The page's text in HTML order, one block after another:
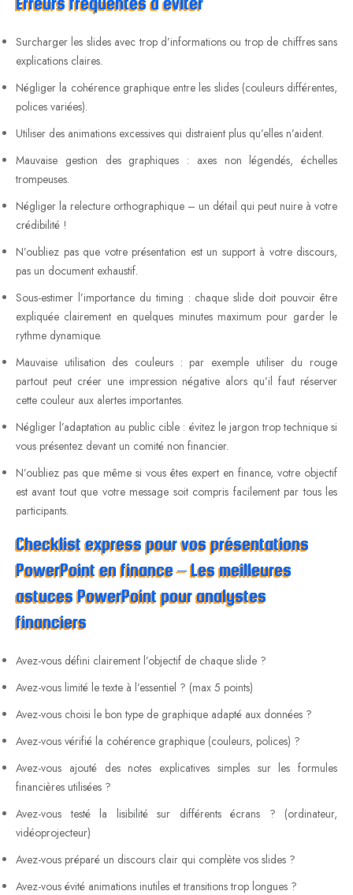
Surcharger les slides avec trop d’informations ou trop de chiffres sans
explications claires.
Négliger la cohérence graphique entre les slides (couleurs différentes,
polices variées).
Utiliser des animations excessives qui distraient plus qu’elles n’aident.
Mauvaise gestion des graphiques : axes non légendés, échelles
trompeuses.
Négliger la relecture orthographique – un détail qui peut nuire à votre
crédibilité !
N’oubliez pas que votre présentation est un support à votre discours,
pas un document exhaustif.
Sous-estimer l’importance du timing : chaque slide doit pouvoir être
expliquée clairement en quelques minutes maximum pour garder le
rythme dynamique.
Mauvaise utilisation des couleurs : par exemple utiliser du rouge
partout peut créer une impression négative alors qu’il faut réserver
cette couleur aux alertes importantes.
Négliger l’adaptation au public cible : évitez le jargon trop technique si
vous présentez devant un comité non financier.
N’oubliez pas que même si vous êtes expert en finance, votre objectif
est avant tout que votre message soit compris facilement par tous les
participants.
Checklist express pour vos présentations
PowerPoint en finance – Les meilleures
astuces PowerPoint pour analystes
financiers
Avez-vous défini clairement l’objectif de chaque slide ?
Avez-vous limité le texte à l’essentiel ? (max 5 points)
Avez-vous choisi le bon type de graphique adapté aux données ?
Avez-vous vérifié la cohérence graphique (couleurs, polices) ?
Avez-vous ajouté des notes explicatives simples sur les formules
financières utilisées ?
Avez-vous testé la lisibilité sur différents écrans ? (ordinateur,
vidéoprojecteur)
Avez-vous préparé un discours clair qui complète vos slides ?
Avez-vous évité animations inutiles et transitions trop longues ?